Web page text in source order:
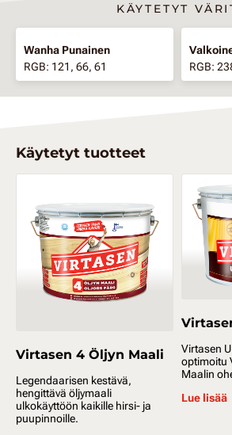
KÄYTETYT
Wanha Punainen
RGB: 121, 66, 61
RGB:
Käytetyt tuotteet
Virtasen 4 Öljyn Maali
Legendaarisen kestävä,
hengittävä öljymaali
ulkokäyttöön kaikille hirsi- ja
puupinnoille.
Virtasen
optimoitu
Maalin
Lue lisää